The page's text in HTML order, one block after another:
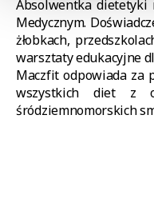
Absolwentka dietetyki
Medycznym.
żłobkach,
warsztaty edukacyjne
Maczfit odpowiada za
wszystkich diet z
śródziemnomorskich